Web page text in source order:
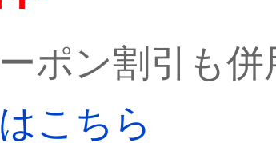
ポン割引も併
こちら